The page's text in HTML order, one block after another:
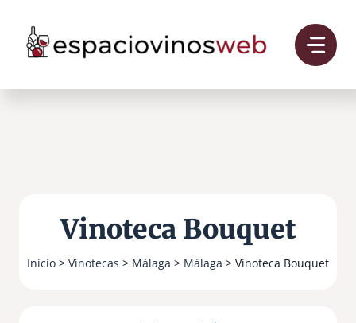
contenido
Vinoteca Bouquet
Inicio > Vinotecas > Málaga > Málaga > Vinoteca Bouquet